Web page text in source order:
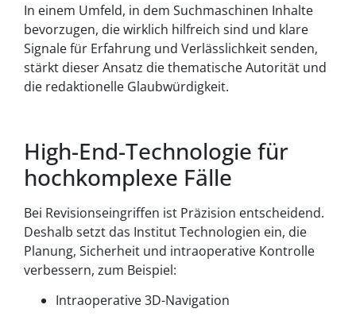
In einem Umfeld, in dem Suchmaschinen Inhalte
bevorzugen, die wirklich hilfreich sind und klare
Signale für Erfahrung und Verlässlichkeit senden,
stärkt dieser Ansatz die thematische Autorität und
die redaktionelle Glaubwürdigkeit.
High-End-Technologie für
hochkomplexe Fälle
Bei Revisionseingriffen ist Präzision entscheidend.
Deshalb setzt das Institut Technologien ein, die
Planung, Sicherheit und intraoperative Kontrolle
verbessern, zum Beispiel:
Intraoperative 3D-Navigation